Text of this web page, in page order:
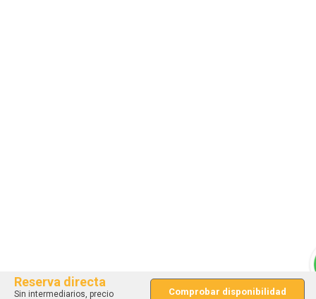
Reserva directa
Sin intermediarios, precio Comprobar disponibilidad